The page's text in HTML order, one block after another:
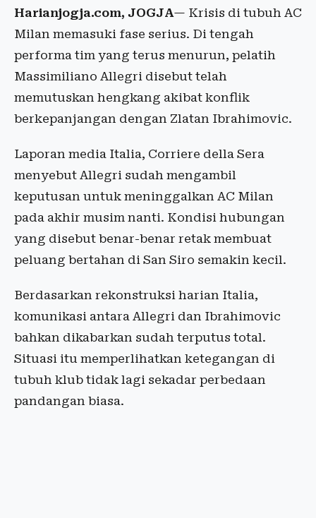
Harianjogja.com, JOGJA— Krisis di tubuh AC
Milan memasuki fase serius. Di tengah
performa tim yang terus menurun, pelatih
Massimiliano Allegri disebut telah
memutuskan hengkang akibat konflik
berkepanjangan dengan Zlatan Ibrahimovic.
Laporan media Italia, Corriere della Sera
menyebut Allegri sudah mengambil
keputusan untuk meninggalkan AC Milan
pada akhir musim nanti. Kondisi hubungan
yang disebut benar-benar retak membuat
peluang bertahan di San Siro semakin kecil.
Berdasarkan rekonstruksi harian Italia,
komunikasi antara Allegri dan Ibrahimovic
bahkan dikabarkan sudah terputus total.
Situasi itu memperlihatkan ketegangan di
tubuh klub tidak lagi sekadar perbedaan
pandangan biasa.